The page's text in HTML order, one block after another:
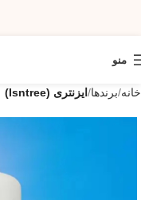
منو
خانه برندها ایزنتری (Isntree)